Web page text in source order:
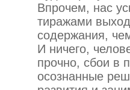
Впрочем, нас
тиражами
содержания,
И ничего,
прочно, сбои в
осознанные